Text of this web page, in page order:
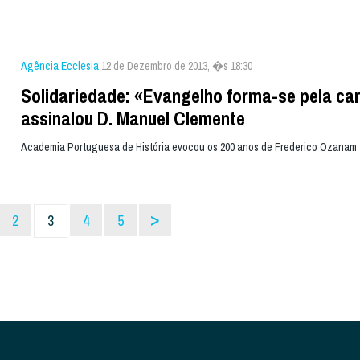
Agência Ecclesia 12 de Dezembro de 2013, �s 18:30
Solidariedade: «Evangelho forma-se pela
assinalou D. Manuel Clemente
Academia Portuguesa de História evocou os 200 anos de Frederico Ozanam
2 3 4 5 >